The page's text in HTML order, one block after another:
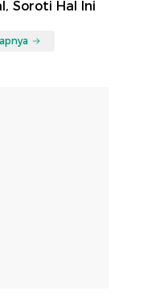
Soroti Hal Ini